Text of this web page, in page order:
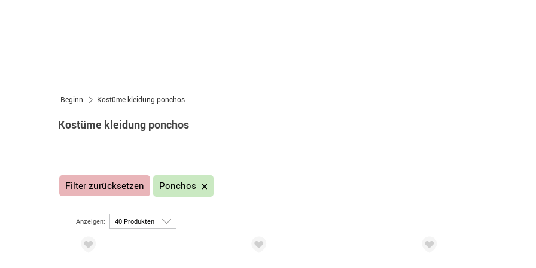
Beginn Kostüme kleidung ponchos
Kostüme kleidung ponchos
Filter zurücksetzen Ponchos
Anzeigen: